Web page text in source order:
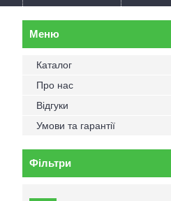
Каталог
Про нас
Відгуки
Умови та гарантії
Фільтри